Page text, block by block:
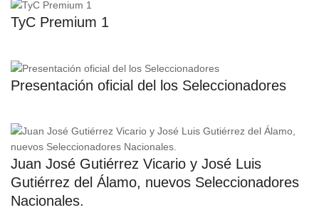
TyC Premium 1
Presentación oficial del los Seleccionadores
Juan José Gutiérrez Vicario y José Luis
Gutiérrez del Álamo, nuevos Seleccionadores
Nacionales.